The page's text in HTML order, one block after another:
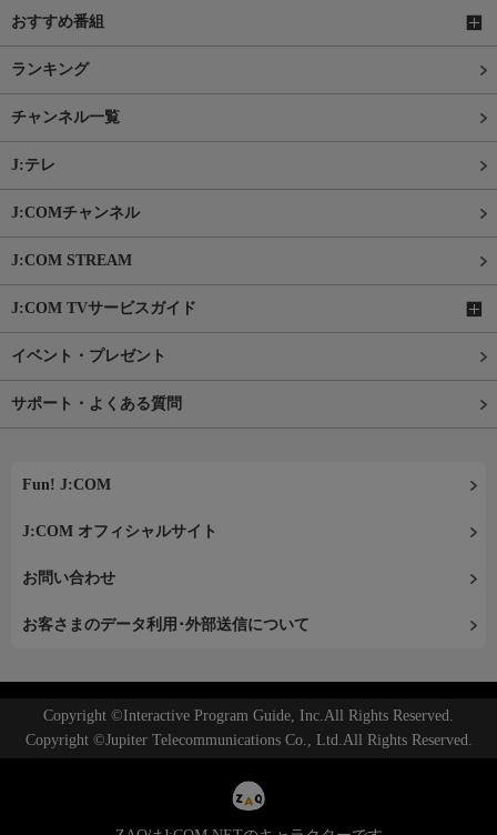
おすすめ番組
ランキング
チャンネル一覧
J:テレ
J:COMチャンネル
J:COM STREAM
J:COM TVサービスガイド
イベント・プレゼント
サポート・よくある質問
Fun! J:COM
J:COM オフィシャルサイト
お問い合わせ
お客さまのデータ利用･外部送信について
Copyright ©Interactive Program Guide, Inc.All Rights Reserved.
Copyright ©Jupiter Telecommunications Co., Ltd.All Rights Reserved.